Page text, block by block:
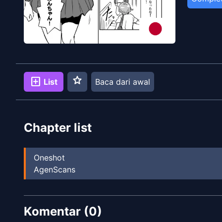
add_box List star Baca dari awal
Chapter list
Oneshot
AgenScans
Komentar (0)